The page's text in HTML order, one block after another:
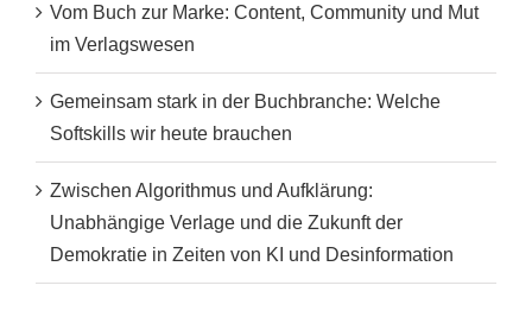
Vom Buch zur Marke: Content, Community und Mut
im Verlagswesen
Gemeinsam stark in der Buchbranche: Welche
Softskills wir heute brauchen
Zwischen Algorithmus und Aufklärung:
Unabhängige Verlage und die Zukunft der
Demokratie in Zeiten von KI und Desinformation